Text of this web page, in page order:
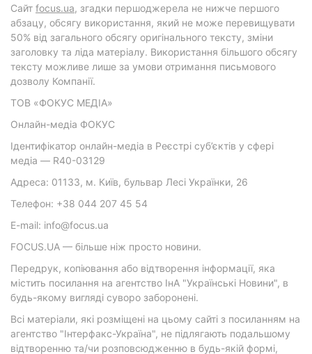
Cайт focus.ua, згадки першоджерела не нижче першого
абзацу, обсягу використання, який не може перевищувати
50% від загального обсягу оригінального тексту, зміни
заголовку та ліда матеріалу. Використання більшого обсягу
тексту можливе лише за умови отримання письмового
дозволу Компанії.
ТОВ «ФОКУС МЕДІА»
Онлайн-медіа ФОКУС
Ідентифікатор онлайн-медіа в Реєстрі суб’єктів у сфері
медіа — R40-03129
Адреса: 01133, м. Київ, бульвар Лесі Українки, 26
Телефон: +38 044 207 45 54
E-mail: info@focus.ua
FOCUS.UA — більше ніж просто новини.
Передрук, копіювання або відтворення інформації, яка
містить посилання на агентство ІнА "Українські Новини", в
будь-якому вигляді суворо заборонені.
Всі матеріали, які розміщені на цьому сайті з посиланням на
агентство "Інтерфакс-Україна", не підлягають подальшому
відтворенню та/чи розповсюдженню в будь-якій формі,